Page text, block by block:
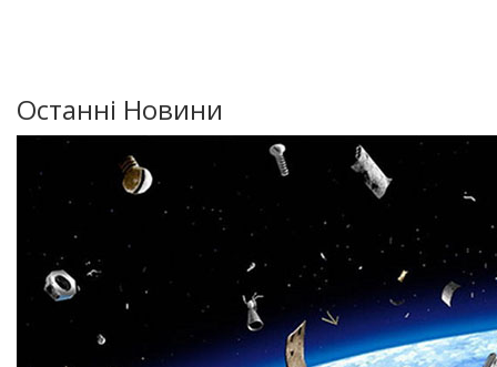
Останні Новини